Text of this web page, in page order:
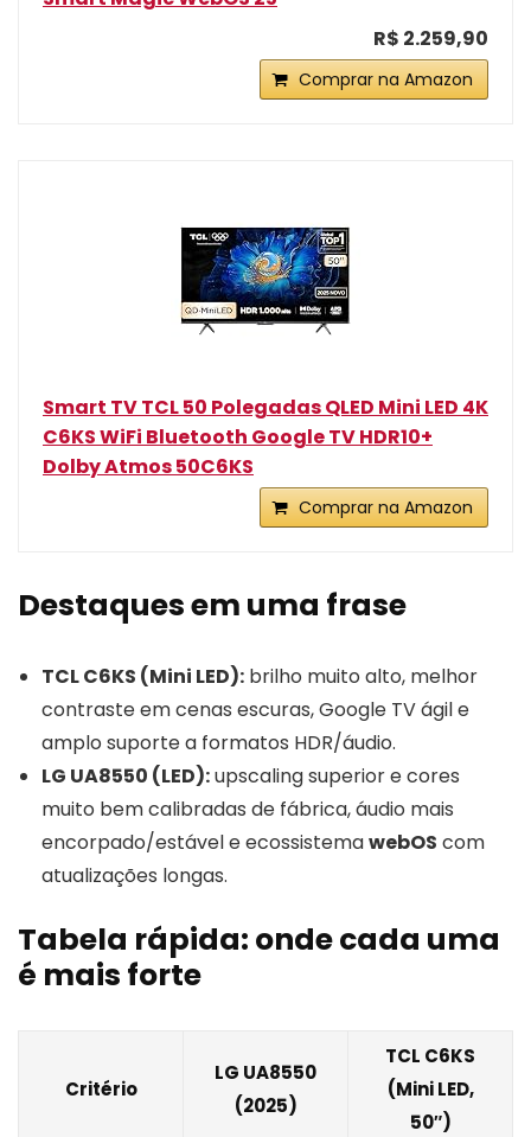
R$ 2.259,90
Comprar na Amazon
Smart TV TCL 50 Polegadas QLED Mini LED 4K
C6KS WiFi Bluetooth Google TV HDR10+
Dolby Atmos 50C6KS
Comprar na Amazon
Destaques em uma frase
TCL C6KS (Mini LED): brilho muito alto, melhor
contraste em cenas escuras, Google TV ágil e
amplo suporte a formatos HDR/áudio.
LG UA8550 (LED):upscaling superior e cores
muito bem calibradas de fábrica, áudio mais
encorpado/estável e ecossistemawebOS com
atualizações longas.
Tabela rápida: onde cada uma
é mais forte
Critério
LG UA8550
(2025)
TCL C6KS
(Mini LED,
50″)